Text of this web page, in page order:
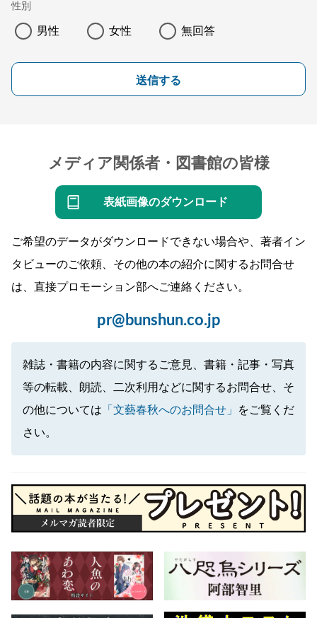
性別
男性 女性 無回答
送信する
メディア関係者・図書館の皆様
表紙画像のダウンロード
ご希望のデータがダウンロードできない場合や、著者イン
タビューのご依頼、その他の本の紹介に関するお問合せ
は、直接プロモーション部へご連絡ください。
pr@bunshun.co.jp
雑誌・書籍の内容に関するご意見、書籍・記事・写真
等の転載、朗読、二次利用などに関するお問合せ、そ
の他については 「文藝春秋へのお問合せ」
をご覧くだ
さい。